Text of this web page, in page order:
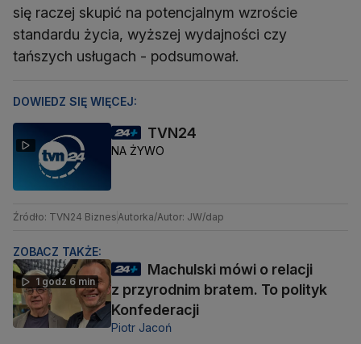
się raczej skupić na potencjalnym wzroście
standardu życia, wyższej wydajności czy
tańszych usługach - podsumował.
DOWIEDZ SIĘ WIĘCEJ:
TVN24
NA ŻYWO
Źródło: TVN24 BiznesAutorka/Autor: JW/dap
ZOBACZ TAKŻE:
1 godz 6 min
Machulski mówi o relacji
z przyrodnim bratem. To polityk
Konfederacji
Piotr Jacoń